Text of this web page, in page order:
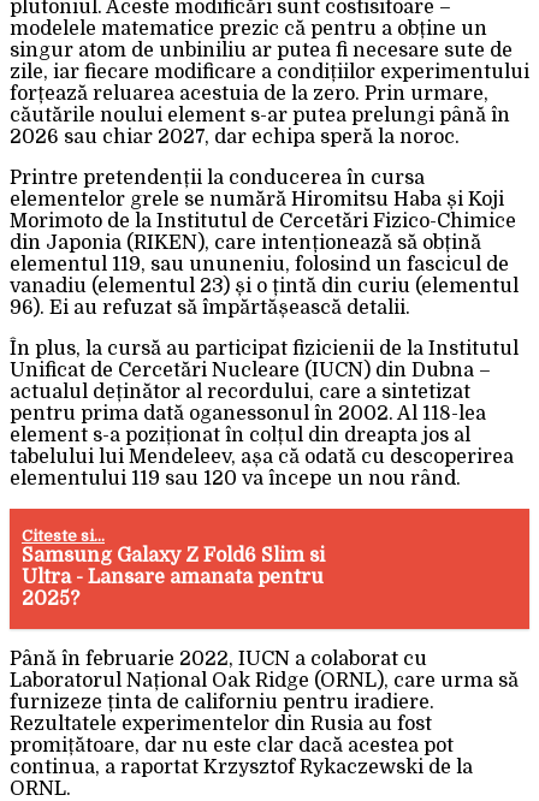
plutoniul. Aceste modificări sunt costisitoare –
modelele matematice prezic că pentru a obține un
singur atom de unbiniliu ar putea fi necesare sute de
zile, iar fiecare modificare a condițiilor experimentului
forțează reluarea acestuia de la zero. Prin urmare,
căutările noului element s-ar putea prelungi până în
2026 sau chiar 2027, dar echipa speră la noroc.
Printre pretendenții la conducerea în cursa
elementelor grele se numără Hiromitsu Haba și Koji
Morimoto de la Institutul de Cercetări Fizico-Chimice
din Japonia (RIKEN), care intenționează să obțină
elementul 119, sau ununeniu, folosind un fascicul de
vanadiu (elementul 23) și o țintă din curiu (elementul
96). Ei au refuzat să împărtășească detalii.
În plus, la cursă au participat fizicienii de la Institutul
Unificat de Cercetări Nucleare (IUCN) din Dubna –
actualul deținător al recordului, care a sintetizat
pentru prima dată oganessonul în 2002. Al 118-lea
element s-a poziționat în colțul din dreapta jos al
tabelului lui Mendeleev, așa că odată cu descoperirea
elementului 119 sau 120 va începe un nou rând.
Citeste si...
Samsung Galaxy Z Fold6 Slim si
Ultra - Lansare amanata pentru
2025?
Până în februarie 2022, IUCN a colaborat cu
Laboratorul Național Oak Ridge (ORNL), care urma să
furnizeze ținta de californiu pentru iradiere.
Rezultatele experimentelor din Rusia au fost
promițătoare, dar nu este clar dacă acestea pot
continua, a raportat Krzysztof Rykaczewski de la
ORNL.